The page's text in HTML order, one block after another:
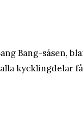
Bang-såsen,
kycklingdelar